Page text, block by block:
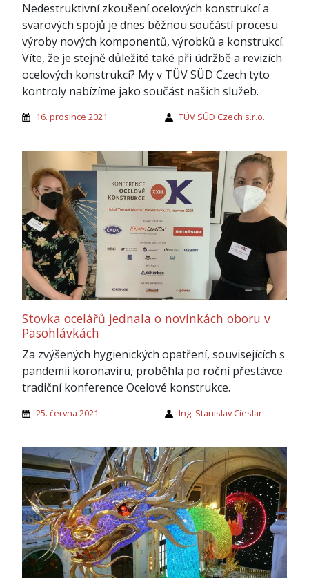
Nedestruktivní zkoušení ocelových konstrukcí a
svarových spojů je dnes běžnou součástí procesu
výroby nových komponentů, výrobků a konstrukcí.
Víte, že je stejně důležité také při údržbě a revizích
ocelových konstrukcí? My v TÜV SÜD Czech tyto
kontroly nabízíme jako součást našich služeb.
16. prosince 2021 TÜV SÜD Czech s.r.o.
Stovka ocelářů jednala o novinkách oboru v
Pasohlávkách
Za zvýšených hygienických opatření, souvisejících s
pandemii koronaviru, proběhla po roční přestávce
tradiční konference Ocelové konstrukce.
25. června 2021 Ing. Stanislav Cieslar